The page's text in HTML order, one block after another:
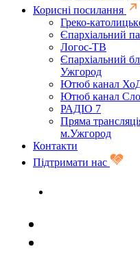
Корисні посилання
Греко-
Єпархіальний
Логос-ТВ
Єпархіальний
Ужгород
Ютюб канал
Ютюб канал
РАДІО 7
Пряма
м.Ужгород
Контакти
Підтримати нас